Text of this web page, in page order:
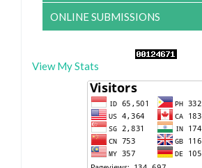
ONLINE SUBMISSIONS
View My Stats